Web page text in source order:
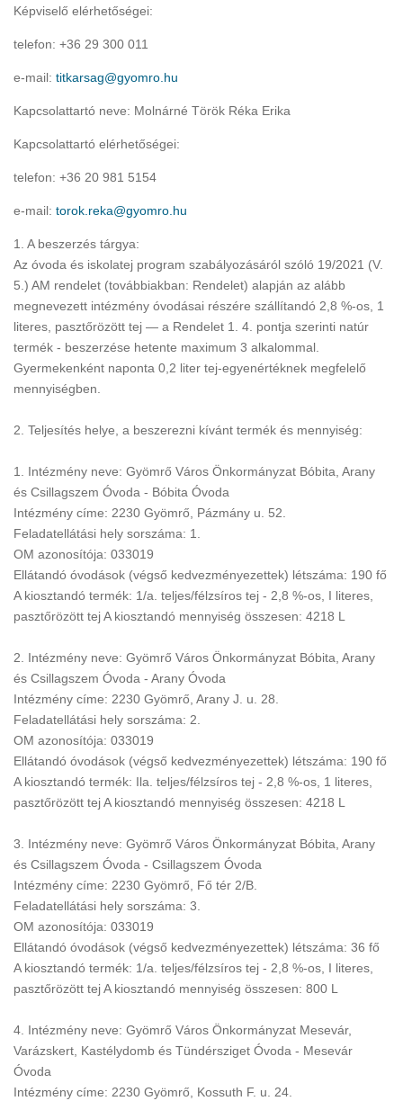
Képviselő elérhetőségei:
telefon: +36 29 300 011
e-mail: titkarsag@gyomro.hu
Kapcsolattartó neve: Molnárné Török Réka Erika
Kapcsolattartó elérhetőségei:
telefon: +36 20 981 5154
e-mail: torok.reka@gyomro.hu
1. A beszerzés tárgya:
Az óvoda és iskolatej program szabályozásáról szóló 19/2021 (V.
5.) AM rendelet (továbbiakban: Rendelet) alapján az alább
megnevezett intézmény óvodásai részére szállítandó 2,8 %-os, 1
literes, pasztőrözött tej — a Rendelet 1. 4. pontja szerinti natúr
termék - beszerzése hetente maximum 3 alkalommal.
Gyermekenként naponta 0,2 liter tej-egyenértéknek megfelelő
mennyiségben.
2. Teljesítés helye, a beszerezni kívánt termék és mennyiség:
1. Intézmény neve: Gyömrő Város Önkormányzat Bóbita, Arany
és Csillagszem Óvoda - Bóbita Óvoda
Intézmény címe: 2230 Gyömrő, Pázmány u. 52.
Feladatellátási hely sorszáma: 1.
OM azonosítója: 033019
Ellátandó óvodások (végső kedvezményezettek) létszáma: 190 fő
A kiosztandó termék: 1/a. teljes/félzsíros tej - 2,8 %-os, I literes,
pasztőrözött tej A kiosztandó mennyiség összesen: 4218 L
2. Intézmény neve: Gyömrő Város Önkormányzat Bóbita, Arany
és Csillagszem Óvoda - Arany Óvoda
Intézmény címe: 2230 Gyömrő, Arany J. u. 28.
Feladatellátási hely sorszáma: 2.
OM azonosítója: 033019
Ellátandó óvodások (végső kedvezményezettek) létszáma: 190 fő
A kiosztandó termék: Ila. teljes/félzsíros tej - 2,8 %-os, 1 literes,
pasztőrözött tej A kiosztandó mennyiség összesen: 4218 L
3. Intézmény neve: Gyömrő Város Önkormányzat Bóbita, Arany
és Csillagszem Óvoda - Csillagszem Óvoda
Intézmény címe: 2230 Gyömrő, Fő tér 2/B.
Feladatellátási hely sorszáma: 3.
OM azonosítója: 033019
Ellátandó óvodások (végső kedvezményezettek) létszáma: 36 fő
A kiosztandó termék: 1/a. teljes/félzsíros tej - 2,8 %-os, I literes,
pasztőrözött tej A kiosztandó mennyiség összesen: 800 L
4. Intézmény neve: Gyömrő Város Önkormányzat Mesevár,
Varázskert, Kastélydomb és Tündérsziget Óvoda - Mesevár
Óvoda
Intézmény címe: 2230 Gyömrő, Kossuth F. u. 24.